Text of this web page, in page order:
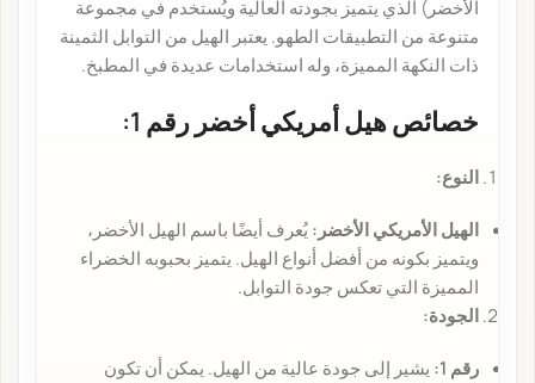
الأخضر) الذي يتميز بجودته العالية ويُستخدم في مجموعة
متنوعة من التطبيقات الطهو. يعتبر الهيل من التوابل الثمينة
ذات النكهة المميزة، وله استخدامات عديدة في المطبخ.
خصائص هيل أمريكي أخضر رقم 1:
النوع:
الهيل الأمريكي الأخضر:يُعرف أيضًا باسم الهيل الأخضر،
ويتميز بكونه من أفضل أنواع الهيل. يتميز بحبوبه الخضراء
المميزة التي تعكس جودة التوابل.
الجودة:
رقم 1:
يشير إلى جودة عالية من الهيل. يمكن أن تكون